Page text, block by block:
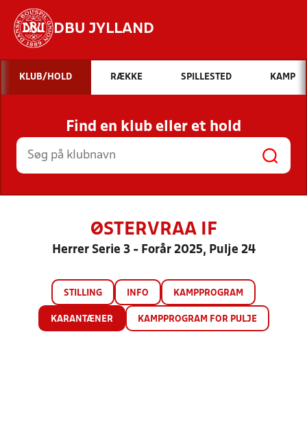
DBU JYLLAND
Hvad vil du søge efter?
INDHOLD OG NYHEDER
STILLINGER, RESULTATER, KLUBBER OG
HOLD
KLUB/HOLD RÆKKE SPILLESTED KAMP
Find en klub eller et hold
ØSTERVRAA IF
Herrer Serie 3 - Forår 2025, Pulje 24
STILLING INFO KAMPPROGRAM
KARANTÆNER KAMPPROGRAM FOR PULJE